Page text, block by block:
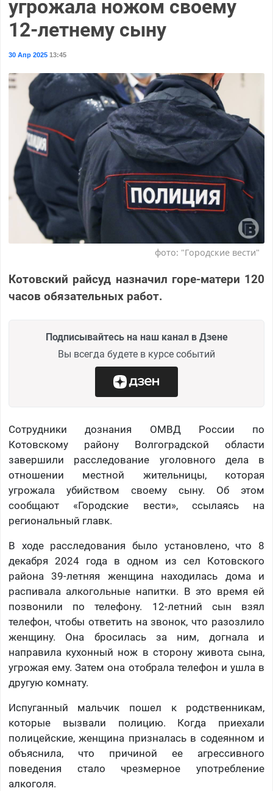
угрожала ножом своему
12-летнему сыну
30 Апр 202513:45
фото: "Городские вести"
Котовский райсуд назначил горе-матери 120
часов обязательных работ.
Подписывайтесь на наш канал в Дзене
Вы всегда будете в курсе событий
Сотрудники дознания ОМВД России по
Котовскому району Волгоградской области
завершили расследование уголовного дела в
отношении местной жительницы, которая
угрожала убийством своему сыну. Об этом
сообщают «Городские вести», ссылаясь на
региональный главк.
В ходе расследования было установлено, что 8
декабря 2024 года в одном из сел Котовского
района 39-летняя женщина находилась дома и
распивала алкогольные напитки. В это время ей
позвонили по телефону. 12-летний сын взял
телефон, чтобы ответить на звонок, что разозлило
женщину. Она бросилась за ним, догнала и
направила кухонный нож в сторону живота сына,
угрожая ему. Затем она отобрала телефон и ушла в
другую комнату.
Испуганный мальчик пошел к родственникам,
которые вызвали полицию. Когда приехали
полицейские, женщина призналась в содеянном и
объяснила, что причиной ее агрессивного
поведения стало чрезмерное употребление
алкоголя.